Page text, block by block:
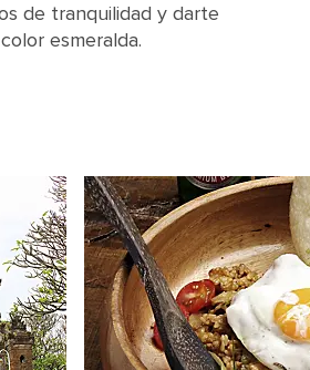
de tranquilidad y darte
esmeralda.